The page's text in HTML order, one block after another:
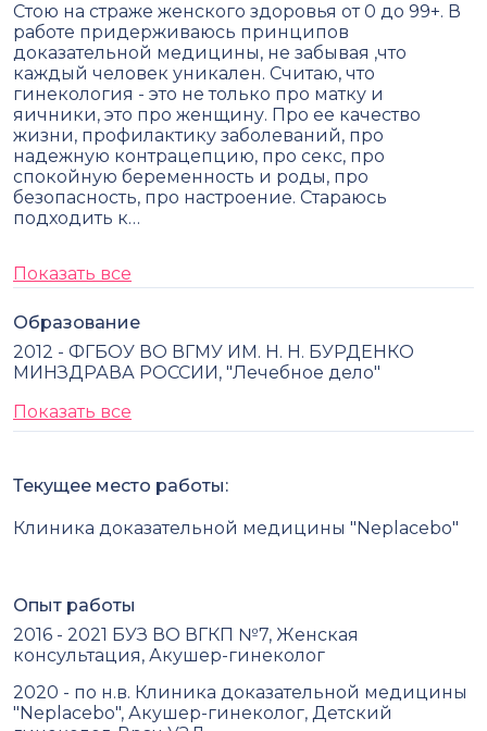
Стою на страже женского здоровья от 0 до 99+. В
работе придерживаюсь принципов
доказательной медицины, не забывая ,что
каждый человек уникален. Считаю, что
гинекология - это не только про матку и
яичники, это про женщину. Про ее качество
жизни, профилактику заболеваний, про
надежную контрацепцию, про секс, про
спокойную беременность и роды, про
безопасность, про настроение. Стараюсь
подходить к…
Показать все
Образование
2012 - ФГБОУ ВО ВГМУ ИМ. Н. Н. БУРДЕНКО
МИНЗДРАВА РОССИИ, "Лечебное дело"
Показать все
Текущее место работы:
Клиника доказательной медицины "Neplacebo"
Опыт работы
2016 - 2021 БУЗ ВО ВГКП №7, Женская
консультация, Акушер-гинеколог
2020 - по н.в. Клиника доказательной медицины
"Neplacebo", Акушер-гинеколог, Детский